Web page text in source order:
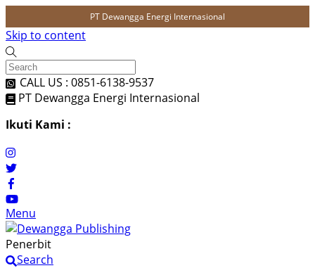
PT Dewangga Energi Internasional
Skip to content
CALL US : 0851-6138-9537
PT Dewangga Energi Internasional
Ikuti Kami :
Menu
Penerbit
Search